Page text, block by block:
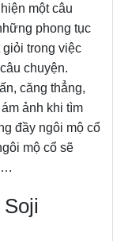
một câu
phong tục
trong việc
chuyện.
căng thẳng,
ảnh khi tìm
đầy ngôi mộ cổ
mộ cổ sẽ